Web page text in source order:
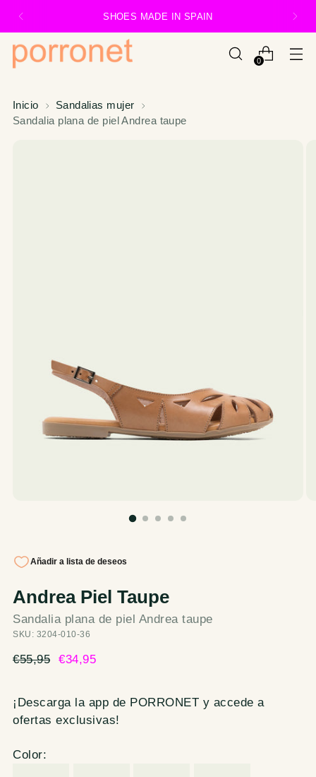
0
SHOES MADE IN SPAIN
Inicio
Sandalias mujer
Sandalia plana de piel Andrea taupe
Andrea Piel Taupe
Sandalia plana de piel Andrea taupe
SKU: 3204-010-36
Precio
€55,95 €34,95
¡Descarga la app de PORRONET y accede a
ofertas exclusivas!
Color: